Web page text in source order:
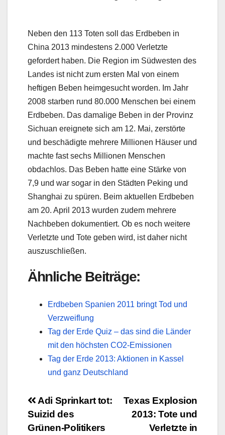
Neben den 113 Toten soll das Erdbeben in
China 2013 mindestens 2.000 Verletzte
gefordert haben. Die Region im Südwesten des
Landes ist nicht zum ersten Mal von einem
heftigen Beben heimgesucht worden. Im Jahr
2008 starben rund 80.000 Menschen bei einem
Erdbeben. Das damalige Beben in der Provinz
Sichuan ereignete sich am 12. Mai, zerstörte
und beschädigte mehrere Millionen Häuser und
machte fast sechs Millionen Menschen
obdachlos. Das Beben hatte eine Stärke von
7,9 und war sogar in den Städten Peking und
Shanghai zu spüren. Beim aktuellen Erdbeben
am 20. April 2013 wurden zudem mehrere
Nachbeben dokumentiert. Ob es noch weitere
Verletzte und Tote geben wird, ist daher nicht
auszuschließen.
Ähnliche Beiträge:
Erdbeben Spanien 2011 bringt Tod und
Verzweiflung
Tag der Erde Quiz – das sind die Länder
mit den höchsten CO2-Emissionen
Tag der Erde 2013: Aktionen in Kassel
und ganz Deutschland
BeitragsnavigationTexas Explosion
2013: Tote und
Verletzte in
Adi Sprinkart tot:
Suizid des
Grünen-Politikers